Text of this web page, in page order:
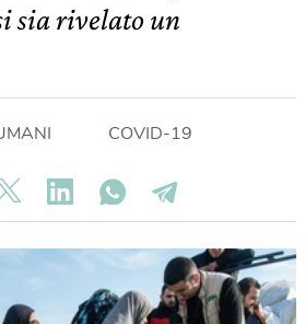
sia rivelato un
COVID-19